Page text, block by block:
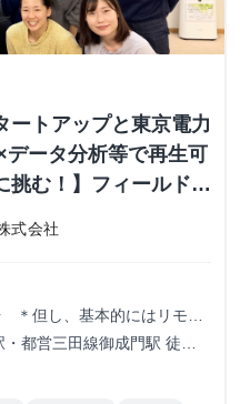
ートアップと東京電力
ータ分析等で再生可
挑む！】フィールドス
ンターン募集 グロ
環境でのコミュニケー
図ることができます
と提携／リモート勤
式会社
但し、基本的にはリモー
都営三田線御成門駅 徒歩6